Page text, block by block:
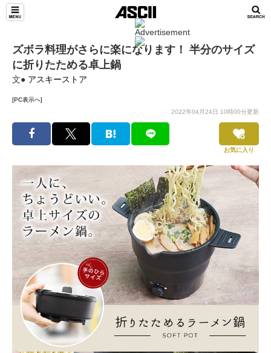
ズボラ料理がさらに楽になります！ 半分のサイズ
に折りたためる卓上鍋
文● アスキーストア
[PC表示へ]
2022年04月24日 10時00分更新
お気に入り